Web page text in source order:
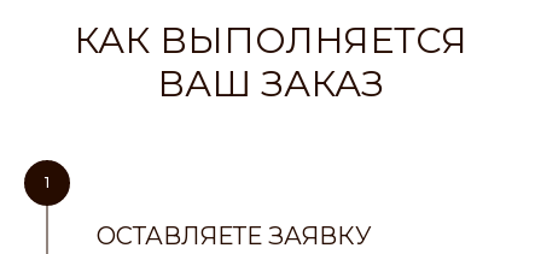
КАК ВЫПОЛНЯЕТСЯ
ВАШ ЗАКАЗ
1
ОСТАВЛЯЕТЕ ЗАЯВКУ